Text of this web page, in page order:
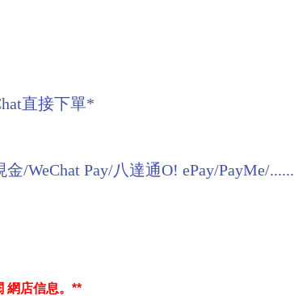
直接下單*
/WeChat Pay/八達通O! ePay/PayMe/......
網店信息。**